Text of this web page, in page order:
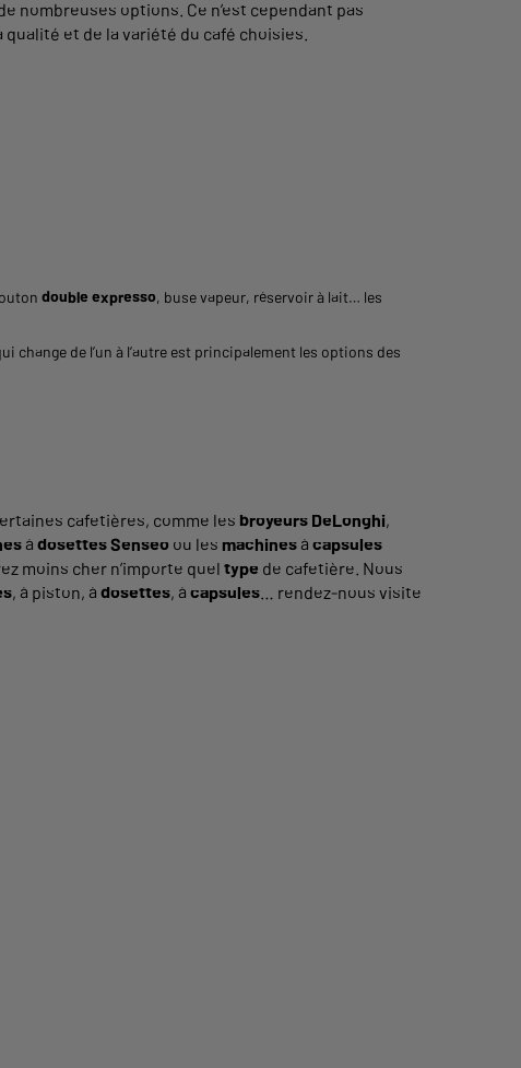
nombreuses options. Ce n’est cependant pas
et de la variété du café choisies.
double expresso, buse vapeur, réservoir à lait… les
change de l’un à l’autre est principalement les options des
cafetières, comme les broyeurs DeLonghi,
à dosettesSenseo ou les machines à capsules
moins cher n’importe quel type de cafetière. Nous
, à piston, à dosettes, à capsules… rendez-nous visite